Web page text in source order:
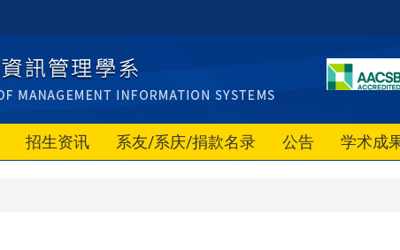
招生资讯 系友/系庆/捐款名录 公告 学术成